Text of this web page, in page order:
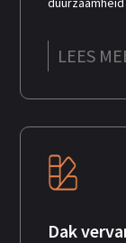
LEES
Dak